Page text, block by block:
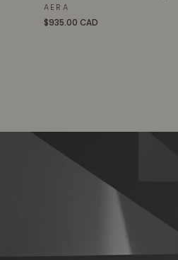
AERA
$935.00 CAD